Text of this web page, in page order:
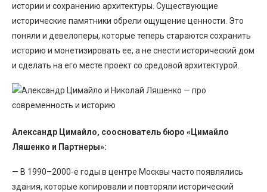
истории и сохранению архитектуры. Существующие
исторические памятники обрели ощущение ценности. Это
поняли и девелоперы, которые теперь стараются сохранить
историю и монетизировать ее, а не снести исторический дом
и сделать на его месте проект со средовой архитектурой.
Александр Цимайло, сооснователь бюро «Цимайло
Ляшенко и Партнеры»:
— В 1990–2000-е годы в центре Москвы часто появлялись
здания, которые копировали и повторяли исторический